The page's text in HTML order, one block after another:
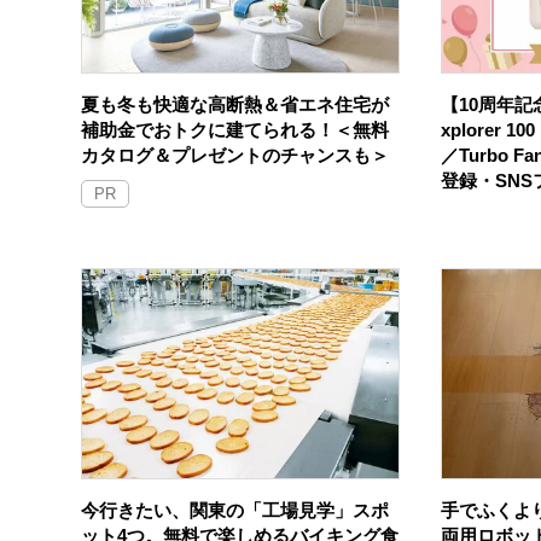
夏も冬も快適な高断熱＆省エネ住宅が
補助金でおトクに建てられる！＜無料
カタログ＆プレゼントのチャンスも＞
PR
【10周年
xplorer 100
／Turbo
登録・SNS
今行きたい、関東の「工場見学」スポ
ット4つ。無料で楽しめるバイキング食
手でふくよ
両用ロボッ